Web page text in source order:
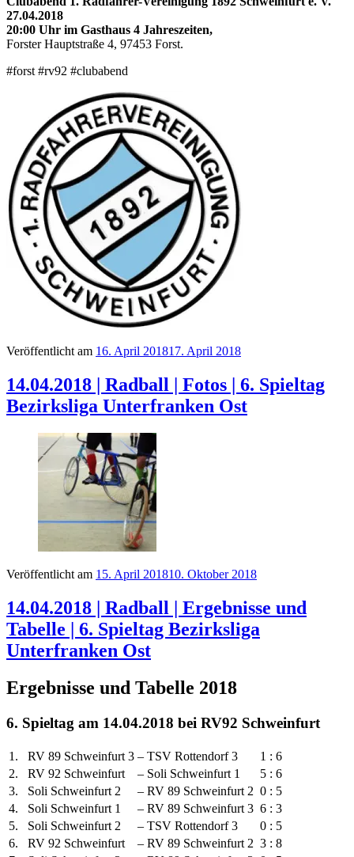
27.04.2018
20:00 Uhr im Gasthaus 4 Jahreszeiten,
Forster Hauptstraße 4, 97453 Forst.
#forst #rv92 #clubabend
Veröffentlicht am 16. April 201817. April 2018
14.04.2018 | Radball | Fotos | 6. Spieltag
Bezirksliga Unterfranken Ost
Veröffentlicht am 15. April 201810. Oktober 2018
14.04.2018 | Radball | Ergebnisse und
Tabelle | 6. Spieltag Bezirksliga
Unterfranken Ost
Ergebnisse und Tabelle 2018
6. Spieltag am 14.04.2018 bei RV92 Schweinfurt
1. RV 89 Schweinfurt 3 – TSV Rottendorf 3 1 : 6
2.
RV 92 Schweinfurt – Soli Schweinfurt 1 5 : 6
3.
Soli Schweinfurt 2 – RV 89 Schweinfurt 2 0 : 5
4.
Soli Schweinfurt 1 – RV 89 Schweinfurt 3 6 : 3
5.
Soli Schweinfurt 2 – TSV Rottendorf 3 0 : 5
6.
RV 92 Schweinfurt – RV 89 Schweinfurt 2 3 : 8